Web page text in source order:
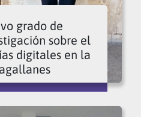
grado de
sobre el
digitales en la